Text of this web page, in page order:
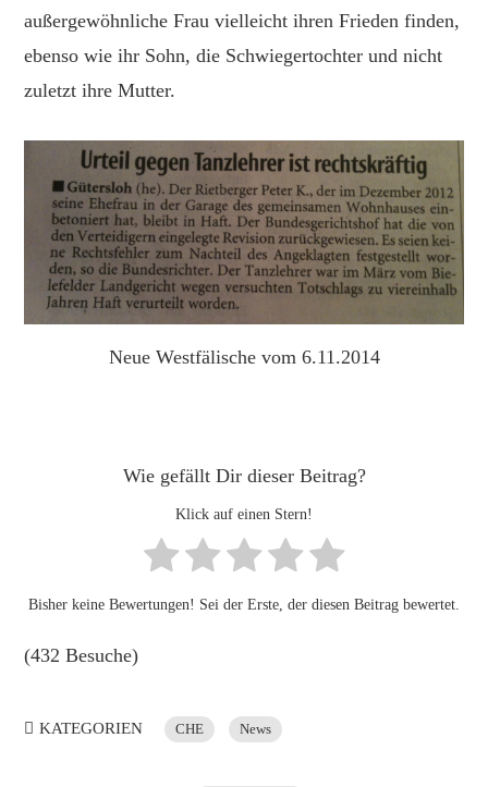
außergewöhnliche Frau vielleicht ihren Frieden finden,
ebenso wie ihr Sohn, die Schwiegertochter und nicht
zuletzt ihre Mutter.
Neue Westfälische vom 6.11.2014
Wie gefällt Dir dieser Beitrag?
Klick auf einen Stern!
Bisher keine Bewertungen! Sei der Erste, der diesen Beitrag bewertet.
(432 Besuche)
KATEGORIEN CHE News